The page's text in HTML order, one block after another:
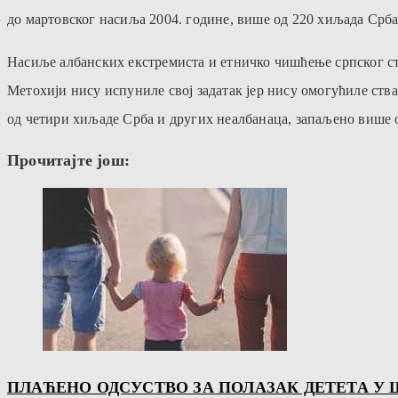
до мартовског насиља 2004. године, више од 220 хиљада
Насиље албанских екстремиста и етничко чишћење српског
Метохији нису испуниле свој задатак јер нису омогућиле
од четири хиљаде Срба и других неалбанаца, запаљено
Прочитајте још:
ПЛАЋЕНО ОДСУСТВО ЗА ПОЛАЗАК ДЕТЕТА У